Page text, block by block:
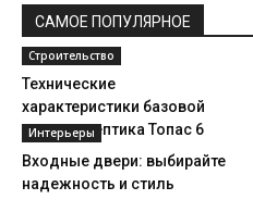
САМОЕ ПОПУЛЯРНОЕ
Строительство
Технические
характеристики базовой
модели септика Топас 6
Интерьеры
Входные двери: выбирайте
надежность и стиль